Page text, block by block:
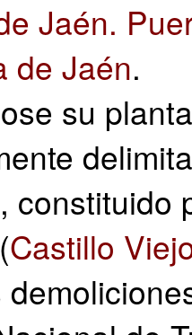
Jaén.
de Jaén.
su
constituido
Castillo